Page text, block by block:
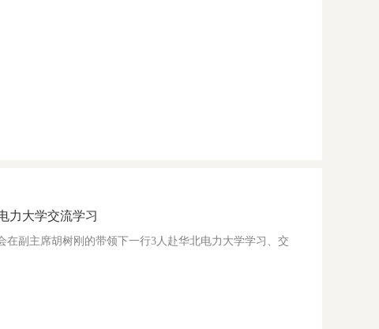
力大学交流学习
在副主席胡树刚的带领下一行3人赴华北电力大学学习、交